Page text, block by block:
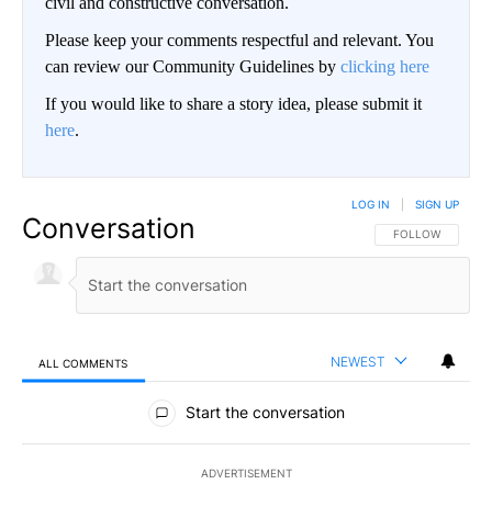
Please keep your comments respectful and relevant. You
can review our Community Guidelines by clicking here
If you would like to share a story idea, please submit it
here.
Conversation FOLLOW THIS
FOLLOW
LOG IN SIGN UP
ALL COMMENTS NEWEST
All Comments
Start the conversation
ADVERTISEMENT